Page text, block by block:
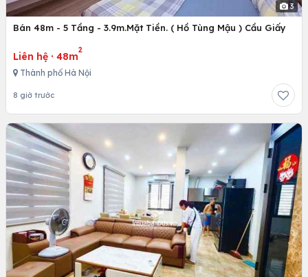
3
Bán 48m - 5 Tầng - 3.9m.Mặt Tiền. ( Hồ Tùng Mậu ) Cầu Giấy
Liên hệ · 48m
2
Thành phố Hà Nội
8 giờ trước